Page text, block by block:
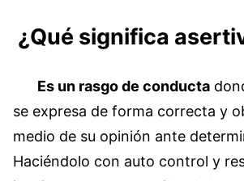
¿Qué significa
Es un rasgo de conducta
se expresa de forma correcta y
medio de su opinión ante
Haciéndolo con auto control y